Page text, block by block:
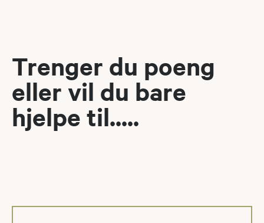
Trenger du poeng
eller vil du bare
hjelpe til.....